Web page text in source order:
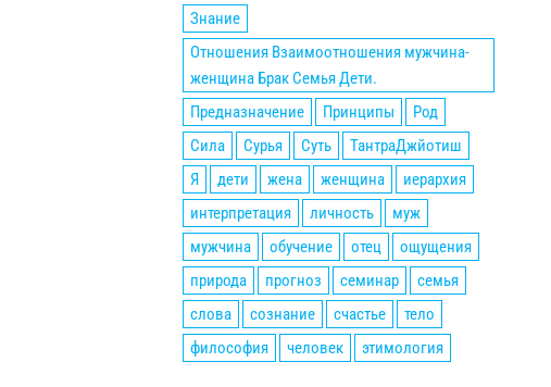
Знание
Отношения Взаимоотношения мужчина-
женщина Брак Семья Дети.
Предназначение
Принципы
Род
Сила
Сурья Суть
ТантраДжйотиш
Я
дети жена женщина
иерархия
интерпретация
личность
муж
мужчина
обучение отец
ощущения
природа
прогноз семинар
семья
слова
сознание счастье
тело
философия
человек этимология